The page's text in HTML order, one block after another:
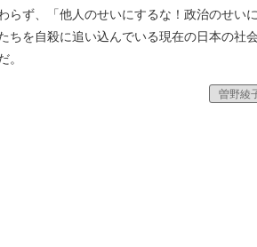
らず、「他人のせいにするな！政治のせい
ちを自殺に追い込んでいる現在の日本の社
。
曽野綾